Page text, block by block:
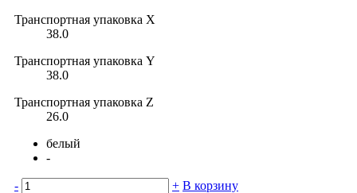
Транспортная упаковка X
38.0
Транспортная упаковка Y
38.0
Транспортная упаковка Z
26.0
белый
-
- + В корзину